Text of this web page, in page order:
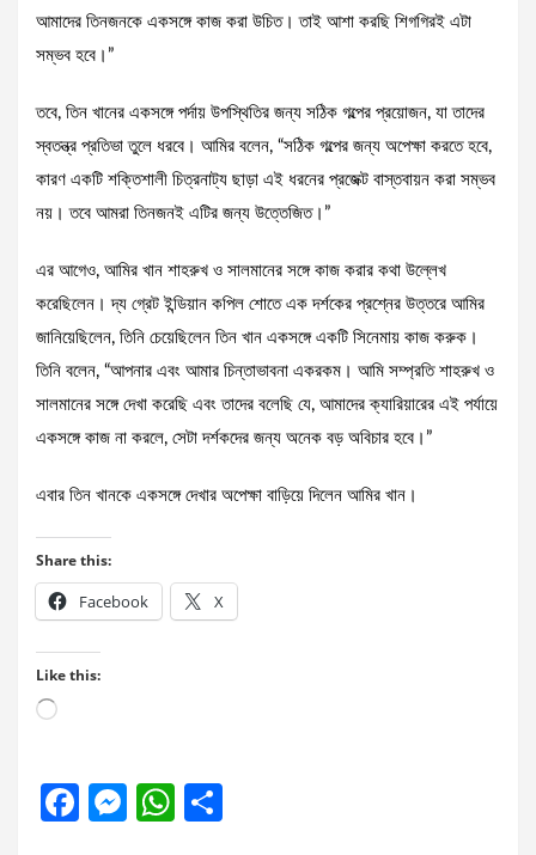
আমাদের তিনজনকে একসঙ্গে কাজ করা উচিত। তাই আশা করছি শিগগিরই এটা
সম্ভব হবে।”
তবে, তিন খানের একসঙ্গে পর্দায় উপস্থিতির জন্য সঠিক গল্পের প্রয়োজন, যা তাদের
স্বতন্ত্র প্রতিভা তুলে ধরবে। আমির বলেন, “সঠিক গল্পের জন্য অপেক্ষা করতে হবে,
কারণ একটি শক্তিশালী চিত্রনাট্য ছাড়া এই ধরনের প্রজেক্ট বাস্তবায়ন করা সম্ভব
নয়। তবে আমরা তিনজনই এটির জন্য উত্তেজিত।”
এর আগেও, আমির খান শাহরুখ ও সালমানের সঙ্গে কাজ করার কথা উল্লেখ
করেছিলেন। দ্য গ্রেট ইন্ডিয়ান কপিল শোতে এক দর্শকের প্রশ্নের উত্তরে আমির
জানিয়েছিলেন, তিনি চেয়েছিলেন তিন খান একসঙ্গে একটি সিনেমায় কাজ করুক।
তিনি বলেন, “আপনার এবং আমার চিন্তাভাবনা একরকম। আমি সম্প্রতি শাহরুখ ও
সালমানের সঙ্গে দেখা করেছি এবং তাদের বলেছি যে, আমাদের ক্যারিয়ারের এই পর্যায়ে
একসঙ্গে কাজ না করলে, সেটা দর্শকদের জন্য অনেক বড় অবিচার হবে।”
এবার তিন খানকে একসঙ্গে দেখার অপেক্ষা বাড়িয়ে দিলেন আমির খান।
Share this:
Facebook X
Like this:
Loading…
F
M W